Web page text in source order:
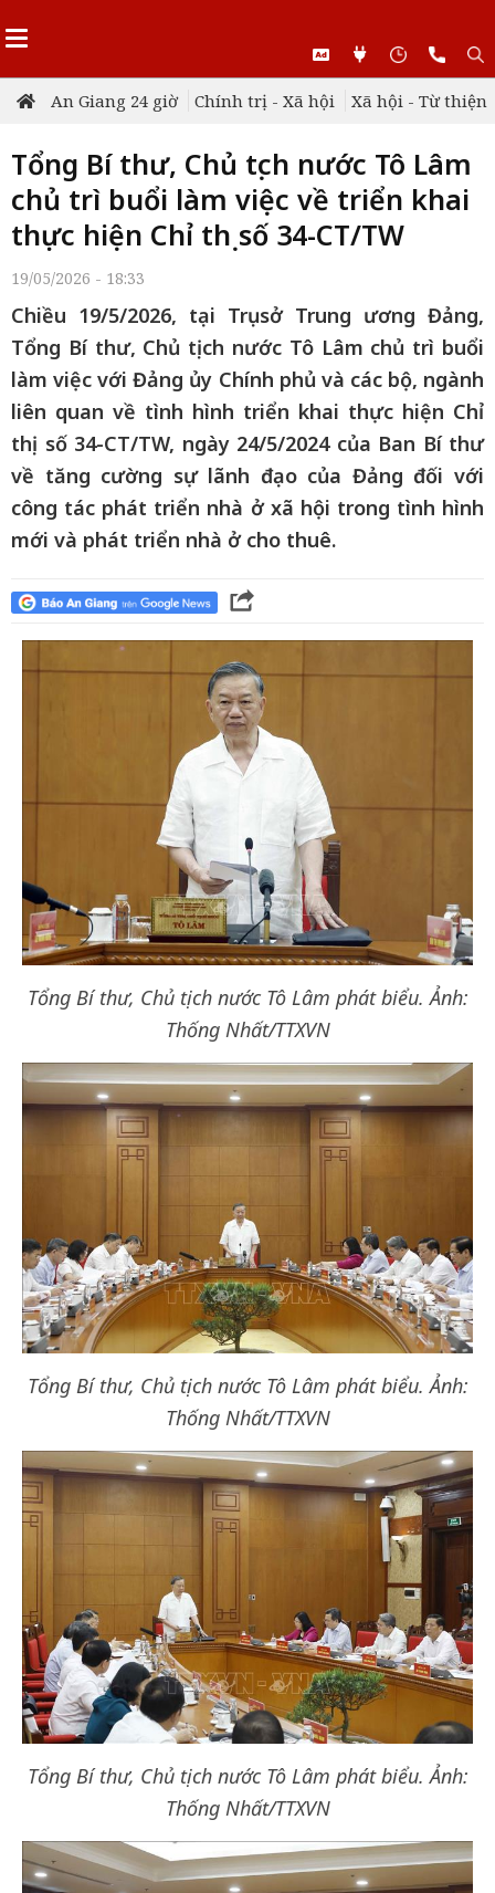
An Giang 24 giờ Chính trị - Xã hội Xã hội - Từ thiện
Tổng Bí thư, Chủ tịch nước Tô Lâm
chủ trì buổi làm việc về triển khai
thực hiện Chỉ thị số 34-CT/TW
19/05/2026 - 18:33
Chiều 19/5/2026, tại Trụ sở Trung ương Đảng,
Tổng Bí thư, Chủ tịch nước Tô Lâm chủ trì buổi
làm việc với Đảng ủy Chính phủ và các bộ, ngành
liên quan về tình hình triển khai thực hiện Chỉ
thị số 34-CT/TW, ngày 24/5/2024 của Ban Bí thư
về tăng cường sự lãnh đạo của Đảng đối với
công tác phát triển nhà ở xã hội trong tình hình
mới và phát triển nhà ở cho thuê.
Tổng Bí thư, Chủ tịch nước Tô Lâm phát biểu. Ảnh:
Thống Nhất/TTXVN
Tổng Bí thư, Chủ tịch nước Tô Lâm phát biểu. Ảnh:
Thống Nhất/TTXVN
Tổng Bí thư, Chủ tịch nước Tô Lâm phát biểu. Ảnh:
Thống Nhất/TTXVN